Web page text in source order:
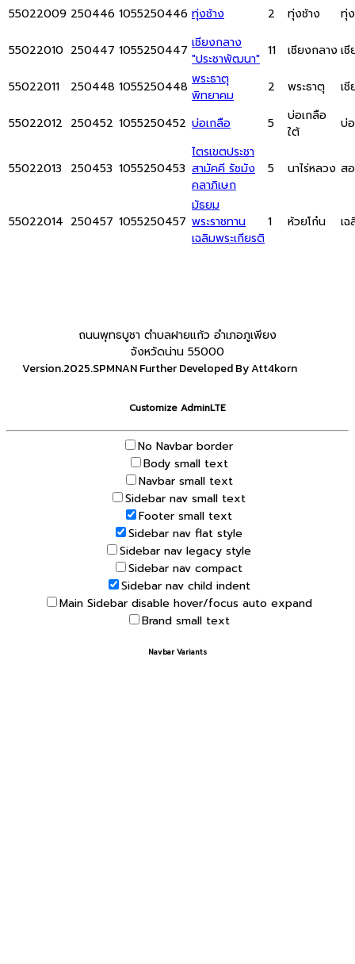
55022009 250446 1055250446 ทุ่งช้าง 2 ทุ่งช้าง ทุ่
55022010 250447 1055250447 เชียงกลาง
"ประชาพัฒนา"
11 เชียงกลาง เ
55022011 250448 1055250448 พระธาตุ
พิทยาคม
2 พระธาตุ เ
55022012 250452 1055250452 บ่อเกลือ 5
บ่อเกลือ
ใต้
บ่
55022013 250453 1055250453
ไตรเขตประชา
สามัคคี รัชมัง
คลาภิเษก
5 นาไร่หลวง ส
55022014 250457 1055250457
มัธยม
พระราชทาน
เฉลิมพระเกียรติ
1 ห้วยโก๋น เ
ถนนพุทธบูชา ตำบลฝายแก้ว อำเภอภูเพียง
จังหวัดน่าน 55000
Version.2025.SPMNAN Further Developed By Att4korn
Customize AdminLTE
No Navbar border
Body small text
Navbar small text
Sidebar nav small text
Footer small text
Sidebar nav flat style
Sidebar nav legacy style
Sidebar nav compact
Sidebar nav child indent
Main Sidebar disable hover/focus auto expand
Brand small text
Navbar Variants